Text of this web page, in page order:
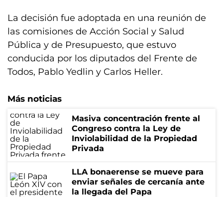
La decisión fue adoptada en una reunión de
las comisiones de Acción Social y Salud
Pública y de Presupuesto, que estuvo
conducida por los diputados del Frente de
Todos, Pablo Yedlin y Carlos Heller.
Más noticias
Masiva concentración frente al
Congreso contra la Ley de
Inviolabilidad de la Propiedad
Privada
LLA bonaerense se mueve para
enviar señales de cercanía ante
la llegada del Papa